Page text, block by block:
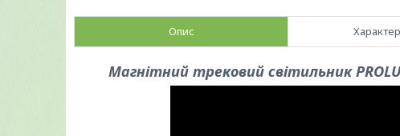
Опис
Магнітний трековий світильник